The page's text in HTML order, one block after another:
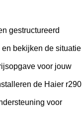
gestructureerd
bekijken de situatie
voor jouw
de Haier r290
voor